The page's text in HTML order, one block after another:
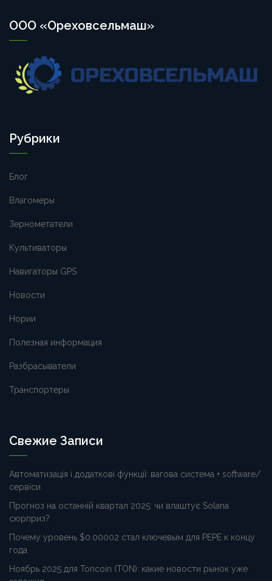
ООО «Ореховсельмаш»
Рубрики
Блог
Влагомеры
Зернометатели
Культиваторы
Навигаторы GPS
Новости
Нории
Полезная информация
Разбрасыватели
Транспортеры
Свежие Записи
Автоматизація і додаткові функції: вагова система + software/
сервіси
Прогноз на останній квартал 2025: чи влаштує Solana
сюрприз?
Почему уровень $0.00002 стал ключевым для PEPE к концу
года
Ноябрь 2025 для Toncoin (TON): какие новости рынок уже